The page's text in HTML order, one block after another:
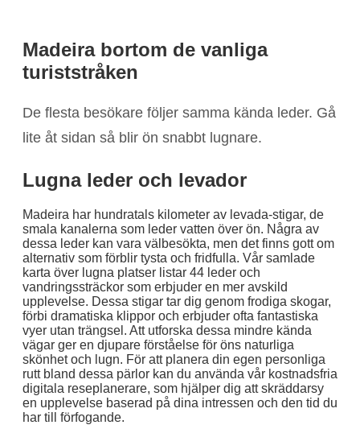
Madeira bortom de vanliga
turiststråken
De flesta besökare följer samma kända leder. Gå
lite åt sidan så blir ön snabbt lugnare.
Lugna leder och levador
Madeira har hundratals kilometer av levada-stigar, de
smala kanalerna som leder vatten över ön. Några av
dessa leder kan vara välbesökta, men det finns gott om
alternativ som förblir tysta och fridfulla. Vår samlade
karta över lugna platser listar 44 leder och
vandringssträckor som erbjuder en mer avskild
upplevelse. Dessa stigar tar dig genom frodiga skogar,
förbi dramatiska klippor och erbjuder ofta fantastiska
vyer utan trängsel. Att utforska dessa mindre kända
vägar ger en djupare förståelse för öns naturliga
skönhet och lugn. För att planera din egen personliga
rutt bland dessa pärlor kan du använda vår kostnadsfria
digitala reseplanerare, som hjälper dig att skräddarsy
en upplevelse baserad på dina intressen och den tid du
har till förfogande.